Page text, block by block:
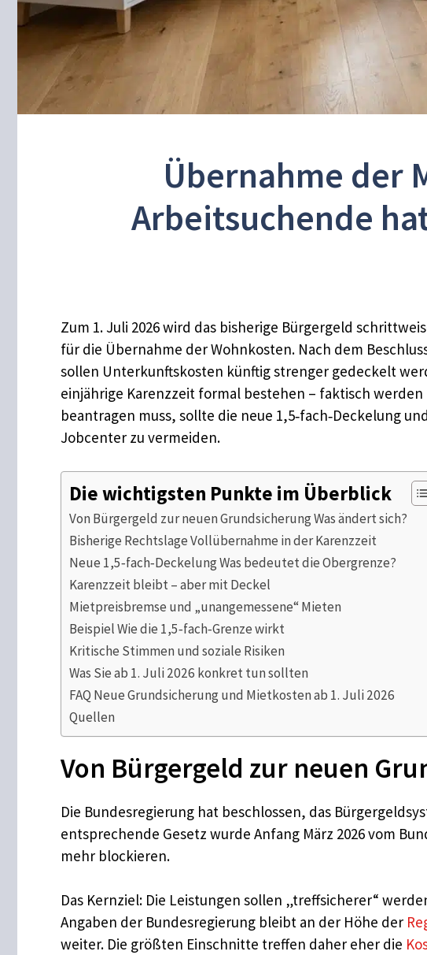
Übernahme der
Arbeitsuchende
Zum 1. Juli 2026 wird das bisherige Bürgergeld
für die Übernahme der Wohnkosten. Nach dem
sollen Unterkunftskosten künftig strenger gedeckelt
einjährige Karenzzeit formal bestehen – faktisch
beantragen muss, sollte die neue 1,5‑fach‑Deckelung
Jobcenter zu vermeiden.
Die wichtigsten Punkte im Überblick
Von Bürgergeld zur neuen Grundsicherung Was ändert sich?
Bisherige Rechtslage Vollübernahme in der Karenzzeit
Neue 1,5‑fach‑Deckelung Was bedeutet die Obergrenze?
Karenzzeit bleibt – aber mit Deckel
Mietpreisbremse und „unangemessene“ Mieten
Beispiel Wie die 1,5‑fach‑Grenze wirkt
Kritische Stimmen und soziale Risiken
Was Sie ab 1. Juli 2026 konkret tun sollten
FAQ Neue Grundsicherung und Mietkosten ab 1. Juli 2026
Quellen
Von Bürgergeld zur neuen
Die Bundesregierung hat beschlossen, das
entsprechende Gesetz wurde Anfang März 2026 vom
mehr blockieren.
Das Kernziel: Die Leistungen sollen „treffsicherer“
Angaben der Bundesregierung bleibt an der Höhe der
weiter. Die größten Einschnitte treffen daher eher die